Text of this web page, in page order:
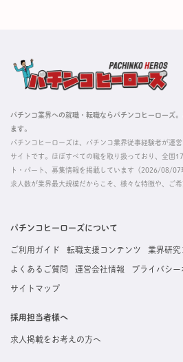
パチンコ業界への就職・転職ならパチンコヒーローズ
ます。
パチンコヒーローズは、パチンコ業界従事経験者が運
サイトです。ほぼすべての職を取り扱っており、全国
ト・パート、募集情報を掲載しています（2026/08/07
求人数が業界最大規模だからこそ、様々な特徴や、ご
掲載している求人は、すべて契約法人様から寄せられ
た内容はすぐに直接事業所に届くためスムーズに転職・
パチンコヒーローズについて
ご利用ガイド 転職支援コンテンツ 業界研究
よくあるご質問 運営会社情報 プライバシー
サイトマップ
採用担当者様へ
求人掲載をお考えの方へ